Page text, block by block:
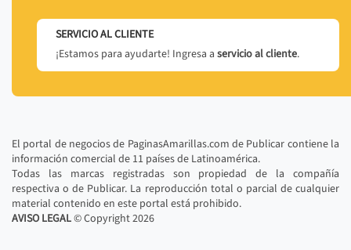
SERVICIO AL CLIENTE
¡Estamos para ayudarte! Ingresa a servicio al cliente.
El portal de negocios de PaginasAmarillas.com de Publicar contiene la
información comercial de 11 países de Latinoamérica.
Todas las marcas registradas son propiedad de la compañía
respectiva o de Publicar. La reproducción total o parcial de cualquier
material contenido en este portal está prohibido.
AVISO LEGAL© Copyright2026